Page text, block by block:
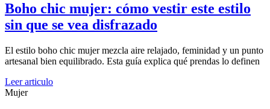
Boho chic mujer: cómo vestir este estilo
sin que se vea disfrazado
El estilo boho chic mujer mezcla aire relajado, feminidad y un punto
artesanal bien equilibrado. Esta guía explica qué prendas lo definen
Leer articulo
Mujer